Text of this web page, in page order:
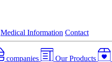
Medical Information Contact
companies Our Products